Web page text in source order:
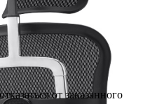
от заказанного